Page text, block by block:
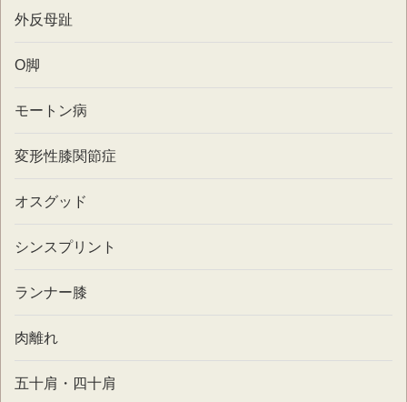
外反母趾
O脚
モートン病
変形性膝関節症
オスグッド
シンスプリント
ランナー膝
肉離れ
五十肩・四十肩